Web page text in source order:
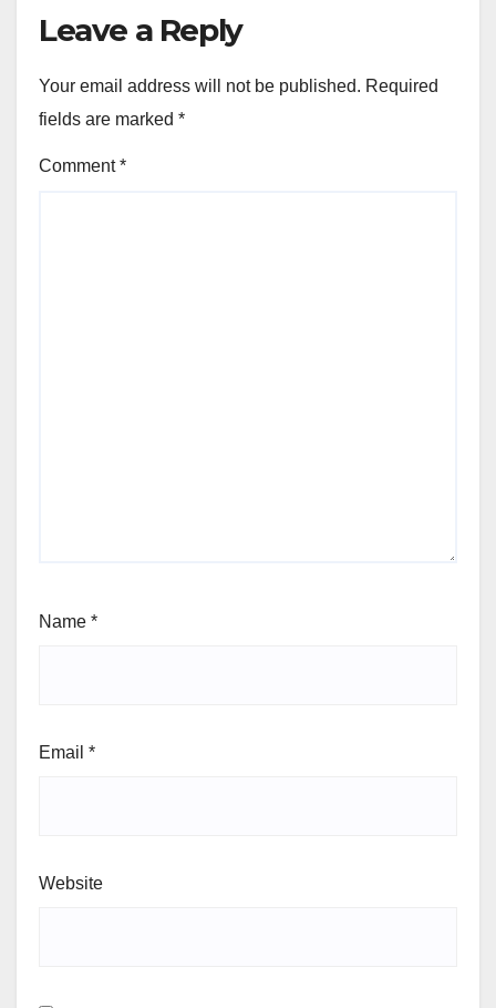
Leave a Reply
Your email address will not be published. Required
fields are marked *
Comment*
Name *
Email *
Website